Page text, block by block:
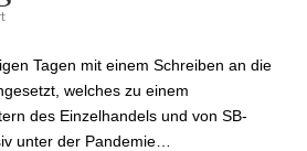
Tagen mit einem Schreiben an die
welches zu einem
des Einzelhandels und von SB-
unter der Pandemie…